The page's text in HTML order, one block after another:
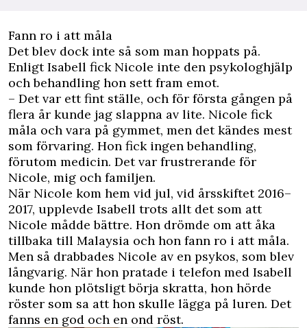
Fann ro i att måla
Det blev dock inte så som man hoppats på.
Enligt Isabell fick Nicole inte den psykologhjälp
och behandling hon sett fram emot.
– Det var ett fint ställe, och för första gången på
flera år kunde jag slappna av lite. Nicole fick
måla och vara på gymmet, men det kändes mest
som förvaring. Hon fick ingen behandling,
förutom medicin. Det var frustrerande för
Nicole, mig och familjen.
När Nicole kom hem vid jul, vid årsskiftet 2016–
2017, upplevde Isabell trots allt det som att
Nicole mådde bättre. Hon drömde om att åka
tillbaka till Malaysia och hon fann ro i att måla.
Men så drabbades Nicole av en psykos, som blev
långvarig. När hon pratade i telefon med Isabell
kunde hon plötsligt börja skratta, hon hörde
röster som sa att hon skulle lägga på luren. Det
fanns en god och en ond röst.